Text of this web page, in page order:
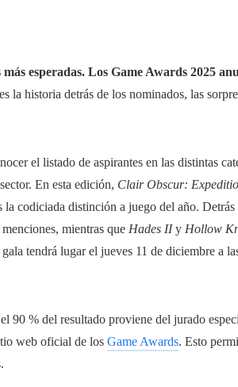
esperadas. Los Game Awards 2025
la historia detrás de los nominados, las
el listado de aspirantes en las distintas
En esta edición, Clair Obscur:
la codiciada distinción a juego del año. Detrás
mientras que Hades IIy Hollow
tendrá lugar el jueves 11 de diciembre a
90 % del resultado proviene del jurado
web oficial de los Game Awards. Esto